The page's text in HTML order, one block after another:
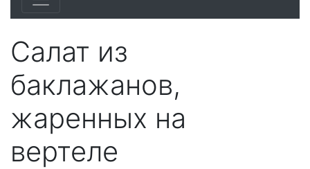
Салат из
баклажанов,
жаренных на
вертеле